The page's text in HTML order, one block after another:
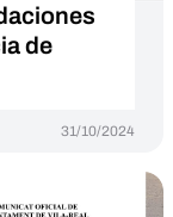
de
31/10/2024